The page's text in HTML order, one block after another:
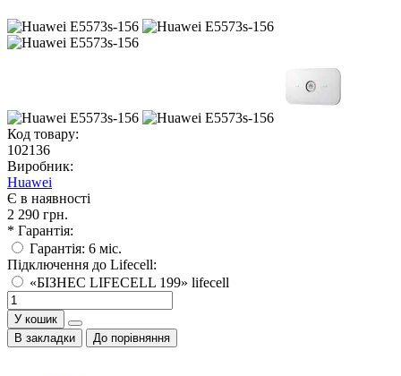
Код товару:
102136
Виробник:
Huawei
Є в наявності
2 290 грн.
* Гарантія:
Гарантія: 6 міс.
Підключення до Lifecell:
«БІЗНЕС LIFECELL 199» lifecell
У кошик
В закладки
До порівняння